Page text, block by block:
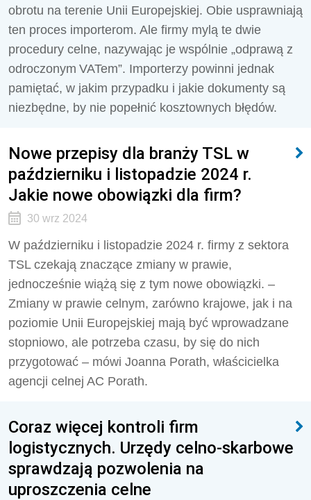
obrotu na terenie Unii Europejskiej. Obie usprawniają
ten proces importerom. Ale firmy mylą te dwie
procedury celne, nazywając je wspólnie „odprawą z
odroczonym VATem”. Importerzy powinni jednak
pamiętać, w jakim przypadku i jakie dokumenty są
niezbędne, by nie popełnić kosztownych błędów.
Nowe przepisy dla branży TSL w
październiku i listopadzie 2024 r.
Jakie nowe obowiązki dla firm?
30 wrz 2024
W październiku i listopadzie 2024 r. firmy z sektora
TSL czekają znaczące zmiany w prawie,
jednocześnie wiążą się z tym nowe obowiązki. –
Zmiany w prawie celnym, zarówno krajowe, jak i na
poziomie Unii Europejskiej mają być wprowadzane
stopniowo, ale potrzeba czasu, by się do nich
przygotować – mówi Joanna Porath, właścicielka
agencji celnej AC Porath.
Coraz więcej kontroli firm
logistycznych. Urzędy celno-skarbowe
sprawdzają pozwolenia na
uproszczenia celne